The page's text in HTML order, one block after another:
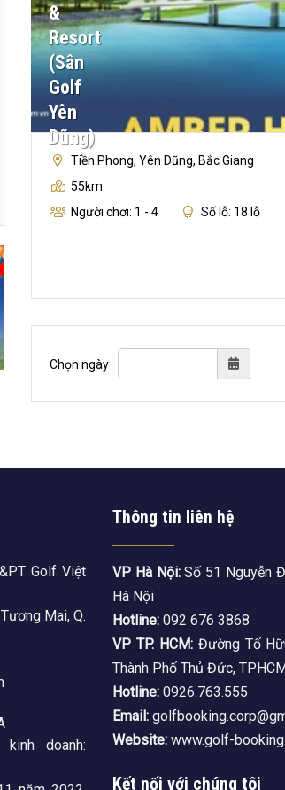
&
Resort
(Sân
Golf
Yên
Dũng)
Tiền Phong, Yên Dũng, Bắc Giang
55km
Người chơi: 1 - 4
Số lỗ: 18 lỗ
Chọn ngày
Golf Việt
Mai, Q.
doanh:
Thông tin liên hệ
VP Hà Nội:Số 51 Nguyễn
Hà Nội
Hotline: 092 676 3868
VP TP. HCM:Đường Tố
Thành Phố Thủ Đức, TPHCM
Hotline: 0926.763.555
Email:
Website: www.golf-
Kết nối với chúng tôi